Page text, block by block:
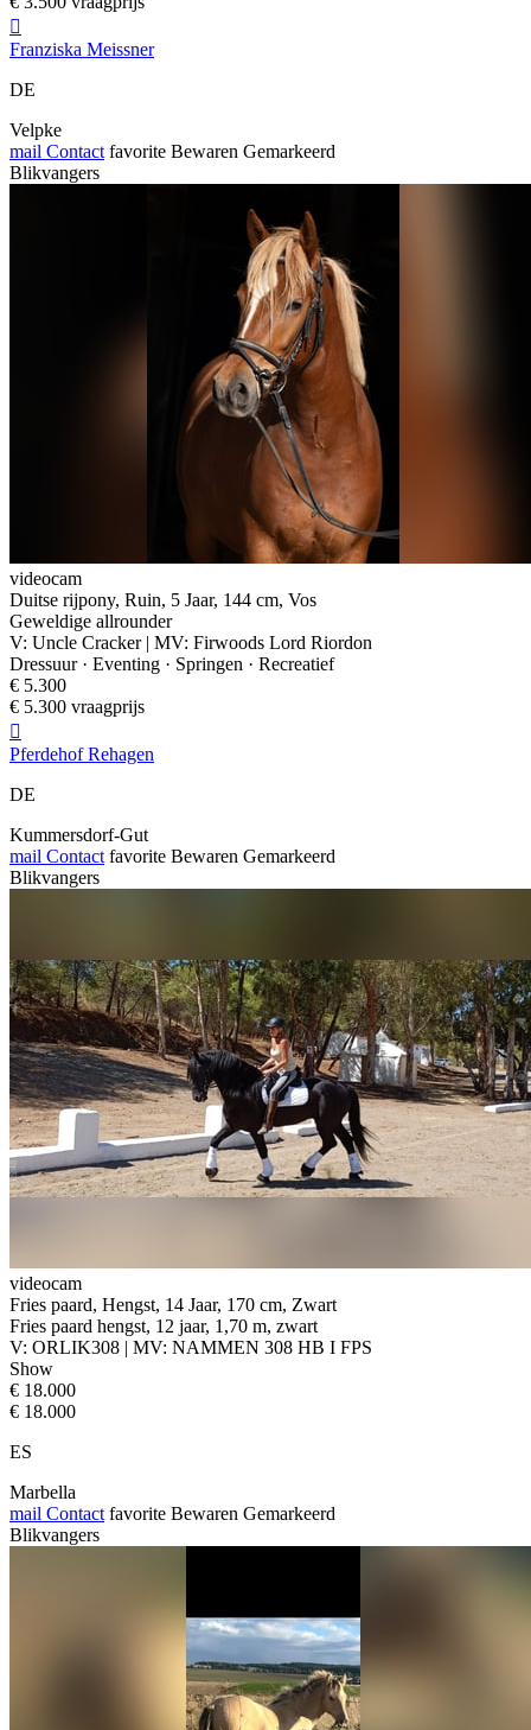

Franziska Meissner
DE
Velpke
mail Contact favorite Bewaren Gemarkeerd
Blikvangers
videocam
Duitse rijpony, Ruin, 5 Jaar, 144 cm, Vos
Geweldige allrounder
V: Uncle Cracker | MV: Firwoods Lord Riordon
Dressuur · Eventing · Springen · Recreatief
€ 5.300
€ 5.300 vraagprijs

Pferdehof Rehagen
DE
Kummersdorf-Gut
mail Contact favorite Bewaren Gemarkeerd
Blikvangers
videocam
Fries paard, Hengst, 14 Jaar, 170 cm, Zwart
Fries paard hengst, 12 jaar, 1,70 m, zwart
V: ORLIK308 | MV: NAMMEN 308 HB I FPS
Show
€ 18.000
€ 18.000
ES
Marbella
mail Contact favorite Bewaren Gemarkeerd
Blikvangers